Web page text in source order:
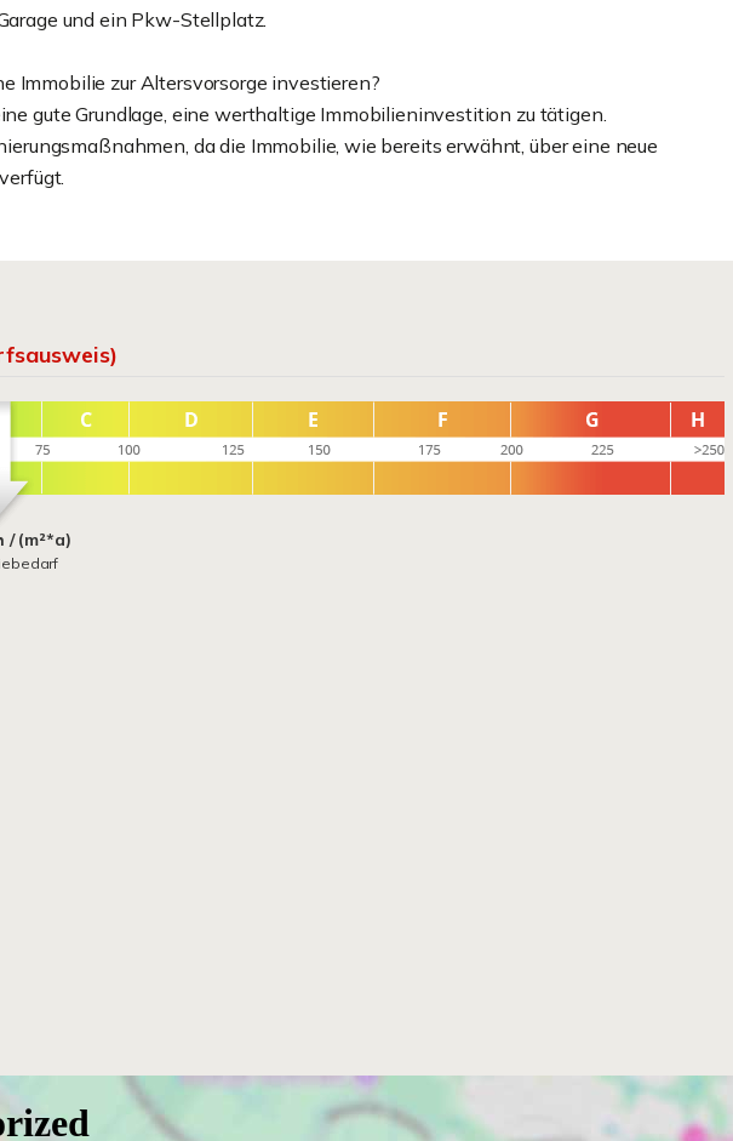
und ein Pkw-Stellplatz.
Immobilie zur Altersvorsorge investieren?
gute Grundlage, eine werthaltige Immobilieninvestition zu tätigen.
da die Immobilie, wie bereits erwähnt, über eine neue
/ (m²*a)